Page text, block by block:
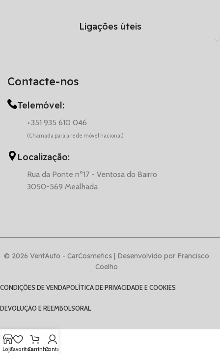
Contacte-nos
Telemóvel:
+351 935 610 046
(Chamada para a rede móvel nacional)
Localização:
Rua da Ponte nº17 - Ventosa do Bairro
3050-569 Mealhada
Ligações úteis
© 2026 VentAuto - CarCosmetics | Desenvolvido por Francisco
Coelho
CONDIÇÕES DE VENDAPOLÍTICA DE PRIVACIDADE E COOKIES
DEVOLUÇÃO E REEMBOLSORAL
LojaFavoritosCarrinhoConta